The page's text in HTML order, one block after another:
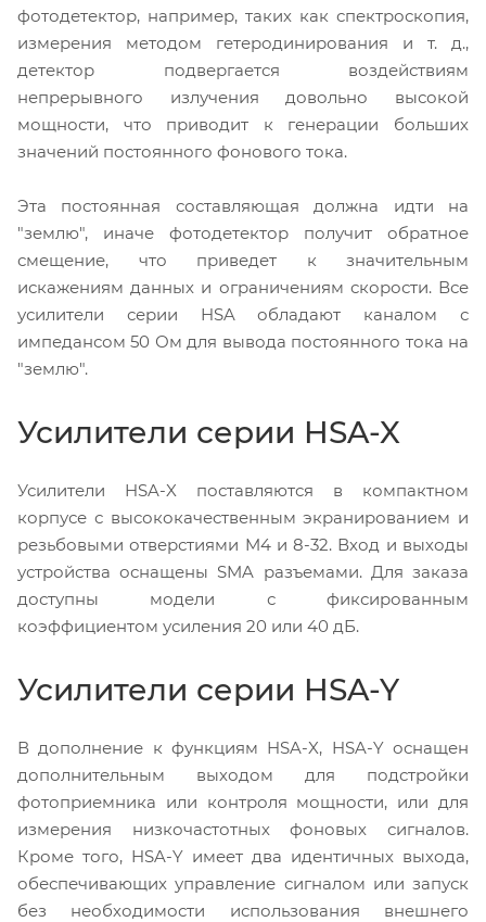
фотодетектор, например, таких как спектроскопия,
измерения методом гетеродинирования и т. д.,
детектор подвергается воздействиям
непрерывного излучения довольно высокой
мощности, что приводит к генерации больших
значений постоянного фонового тока.
Эта постоянная составляющая должна идти на
"землю", иначе фотодетектор получит обратное
смещение, что приведет к значительным
искажениям данных и ограничениям скорости. Все
усилители серии HSA обладают каналом с
импедансом 50 Ом для вывода постоянного тока на
"землю".
Усилители серии HSA-X
Усилители HSA-X поставляются в компактном
корпусе с высококачественным экранированием и
резьбовыми отверстиями M4 и 8-32. Вход и выходы
устройства оснащены SMA разъемами. Для заказа
доступны модели с фиксированным
коэффициентом усиления 20 или 40 дБ.
Усилители серии HSA-Y
В дополнение к функциям HSA-X, HSA-Y оснащен
дополнительным выходом для подстройки
фотоприемника или контроля мощности, или для
измерения низкочастотных фоновых сигналов.
Кроме того, HSA-Y имеет два идентичных выхода,
обеспечивающих управление сигналом или запуск
без необходимости использования внешнего